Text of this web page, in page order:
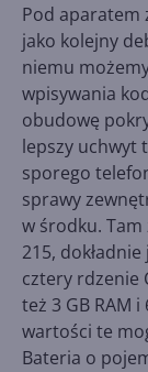
Pod aparatem
jako kolejny
niemu
wpisywania
obudowę
lepszy uchwyt
sporego
sprawy
w środku.
215,
cztery rdzenie
też 3 GB RAM
wartości te
Bateria o